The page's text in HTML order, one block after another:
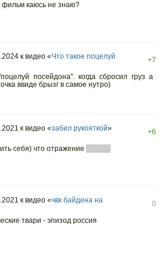
фильм каюсь не знаю?
к видео «Что такое поцелуй
+7
посейдона". когда сбросил груз а
ввиде брызг в самое нутро)
к видео «забил рукояткой»
+6
себя) что отражение
к видео «чвк байдена на
0
твари - эпизод россия